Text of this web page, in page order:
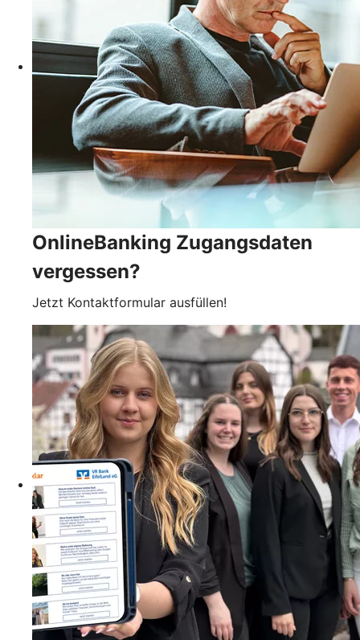
OnlineBanking Zugangsdaten
vergessen?
Jetzt Kontaktformular ausfüllen!